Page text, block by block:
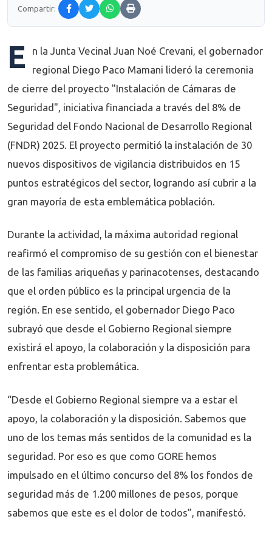
Compartir:
E
n la Junta Vecinal Juan Noé Crevani, el gobernador
regional Diego Paco Mamani lideró la ceremonia
de cierre del proyecto "Instalación de Cámaras de
Seguridad", iniciativa financiada a través del 8% de
Seguridad del Fondo Nacional de Desarrollo Regional
(FNDR) 2025. El proyecto permitió la instalación de 30
nuevos dispositivos de vigilancia distribuidos en 15
puntos estratégicos del sector, logrando así cubrir a la
gran mayoría de esta emblemática población.
Durante la actividad, la máxima autoridad regional
reafirmó el compromiso de su gestión con el bienestar
de las familias ariqueñas y parinacotenses, destacando
que el orden público es la principal urgencia de la
región. En ese sentido, el gobernador Diego Paco
subrayó que desde el Gobierno Regional siempre
existirá el apoyo, la colaboración y la disposición para
enfrentar esta problemática.
“Desde el Gobierno Regional siempre va a estar el
apoyo, la colaboración y la disposición. Sabemos que
uno de los temas más sentidos de la comunidad es la
seguridad. Por eso es que como GORE hemos
impulsado en el último concurso del 8% los fondos de
seguridad más de 1.200 millones de pesos, porque
sabemos que este es el dolor de todos”, manifestó.